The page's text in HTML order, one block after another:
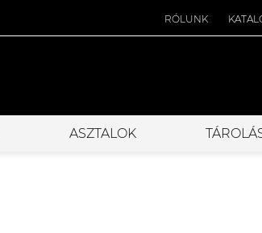
RÓLUNK
ASZTALOK